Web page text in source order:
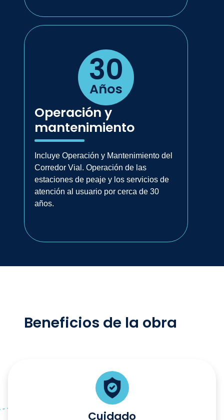
30
Años
Operación y
mantenimiento
Incluye Operación y Mantenimiento del
Corredor Vial. Operación de las
estaciones de peaje y los servicios de
atención al usuario por cerca de 30
años.
Beneficios de la obra
Cuidado